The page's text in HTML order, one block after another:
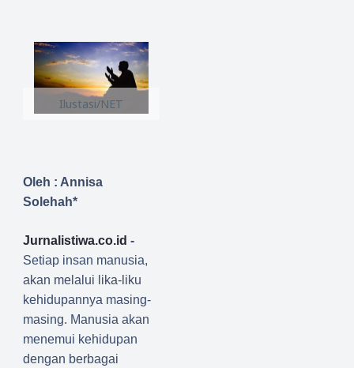
Ilustasi/NET
Oleh : Annisa
Solehah*
Jurnalistiwa.co.id -
Setiap insan manusia,
akan melalui lika-liku
kehidupannya masing-
masing. Manusia akan
menemui kehidupan
dengan berbagai